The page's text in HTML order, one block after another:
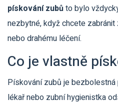
pískování zubůto bylo
nezbytné, když chcete
nebo drahému léčení.
Co je vlastně
Pískování zubů je
lékař nebo zubní hygienistka